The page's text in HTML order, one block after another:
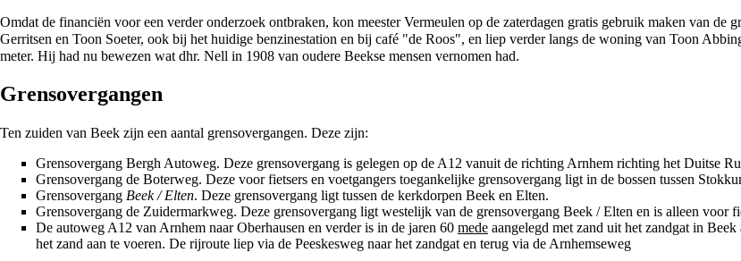
Omdat de financiën voor een verder onderzoek ontbraken, kon meester Vermeulen op de zaterdagen gratis gebruik maken van
Gerritsen en Toon Soeter, ook bij het huidige benzinestation en bij café "de Roos", en liep verder langs de woning van Toon
meter. Hij had nu bewezen wat dhr. Nell in 1908 van oudere Beekse mensen vernomen had.
Grensovergangen
Ten zuiden van Beek zijn een aantal grensovergangen. Deze zijn:
Grensovergang Bergh Autoweg. Deze grensovergang is gelegen op de A12 vanuit de richting Arnhem richting het Duitse
Grensovergang de Boterweg. Deze voor fietsers en voetgangers toegankelijke grensovergang ligt in de bossen tussen
Grensovergang Beek /Elten. Deze grensovergang ligt tussen de kerkdorpen Beek en Elten.
Grensovergang de Zuidermarkweg. Deze grensovergang ligt westelijk van de grensovergang Beek / Elten en is alleen voor
De autoweg A12 van Arnhem naar Oberhausen en verder is in de jaren 60 mede aangelegd met zand uit het zandgat in Beek
het zand aan te voeren. De rijroute liep via de Peeskesweg naar het zandgat en terug via de Arnhemseweg